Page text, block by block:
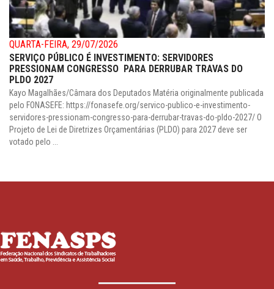
QUARTA-FEIRA, 29/07/2026
SERVIÇO PÚBLICO É INVESTIMENTO: SERVIDORES
PRESSIONAM CONGRESSO PARA DERRUBAR TRAVAS DO
PLDO 2027
Kayo Magalhães/Câmara dos Deputados Matéria originalmente publicada
pelo FONASEFE: https://fonasefe.org/servico-publico-e-investimento-
servidores-pressionam-congresso-para-derrubar-travas-do-pldo-2027/ O
Projeto de Lei de Diretrizes Orçamentárias (PLDO) para 2027 deve ser
votado pelo ...